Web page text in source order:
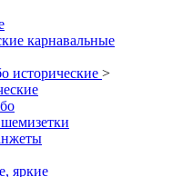
карнавальные
исторические >
яркие